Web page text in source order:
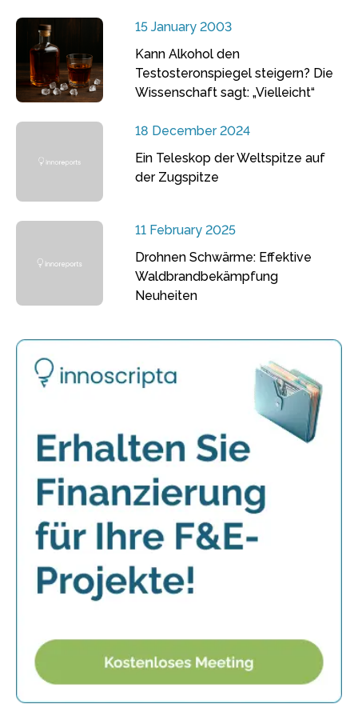
15 January 2003
Kann Alkohol den
Testosteronspiegel steigern? Die
Wissenschaft sagt: „Vielleicht“
18 December 2024
Ein Teleskop der Weltspitze auf
der Zugspitze
11 February 2025
Drohnen Schwärme: Effektive
Waldbrandbekämpfung
Neuheiten